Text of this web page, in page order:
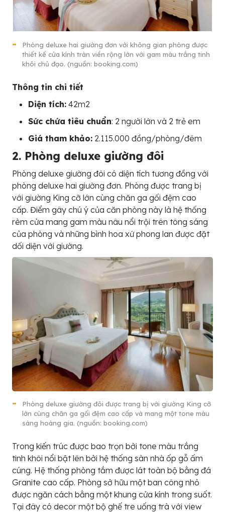
Phòng deluxe hai giường đơn với không gian phòng được
thiết kế cửa kính tràn viền rộng lớn với gam màu trắng tinh
khôi chủ đạo. (nguồn: booking.com)
Thông tin chi tiết
Diện tích: 42m2
Sức chứa tiêu chuẩn: 2 người lớn và 2 trẻ em
Giá tham khảo: 2.115.000 đồng/phòng/đêm
2. Phòng deluxe giường đôi
Phòng deluxe giường đôi có diện tích tương đồng với
phòng deluxe hai giường đơn. Phòng được trang bị
với giường King cỡ lớn cùng chăn ga gối đệm cao
cấp. Điểm gây chú ý của căn phòng này là hệ thống
rèm cửa mang gam màu nâu nổi trội trên tông sáng
của phòng và những bình hoa xứ phong lan được đặt
dối diện với giường.
Phòng deluxe giường đôi được trang bị với giường King cỡ
lớn cùng chăn ga gối đệm cao cấp và mang một tone màu
sáng hoàng gia. (nguồn: booking.com)
Trong kiến trúc được bao trọn bởi tone màu trắng
tinh khôi nổi bật lên bởi hệ thống sàn nhà ốp gỗ ấm
cúng. Hệ thống phòng tắm được lát toàn bộ bằng đá
Granite cao cấp. Phòng sở hữu một ban công nhỏ
được ngăn cách bằng một khung cửa kính trong suốt.
Tại đây có decor một bộ ghế tre uống trà với view